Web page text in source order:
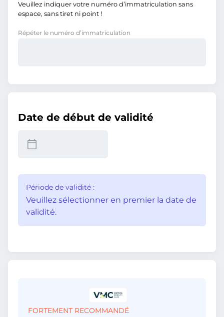
Veuillez indiquer votre numéro d’immatriculation sans
espace, sans tiret ni point !
Répéter le numéro d’immatriculation
Date de début de validité
Période de validité :
Veuillez sélectionner en premier la date de
validité.
FORTEMENT RECOMMANDÉ